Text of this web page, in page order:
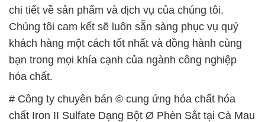
chi tiết về sản phẩm và dịch vụ của chúng tôi.
Chúng tôi cam kết sẽ luôn sẵn sàng phục vụ quý
khách hàng một cách tốt nhất và đồng hành cùng
bạn trong mọi khía cạnh của ngành công nghiệp
hóa chất.
# Công ty chuyên bán © cung ứng hóa chất hóa
chất Iron II Sulfate Dạng Bột Ø Phèn Sắt tại Cà Mau